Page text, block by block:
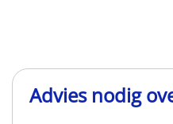
Advies nodig